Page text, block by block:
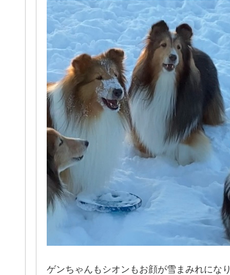
ゲンちゃんもシオンもお顔が雪まみれにな